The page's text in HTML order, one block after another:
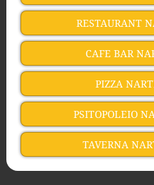
RESTAURANT
CAFE BAR
PIZZA
PSITOPOLEIO
TAVERNA